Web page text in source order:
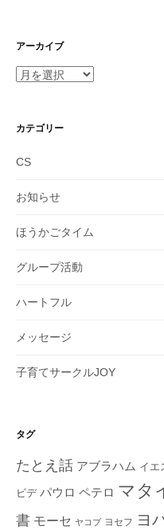
アーカイブ
ア
イ
カテゴリー
CS
お知らせ
ほうかごタイム
グループ活動
ハートフル
メッセージ
子育てサークルJOY
タグ
たとえ話 アブラハム イエ
ビデ パウロ ペテロ マタ
書 モーセ ヤコブ ヨセフ ヨ